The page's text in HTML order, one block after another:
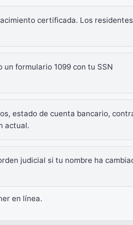
certificada. Los residentes
un formulario 1099 con tu SSN
estado de cuenta bancario,
actual.
judicial si tu nombre ha
en línea.